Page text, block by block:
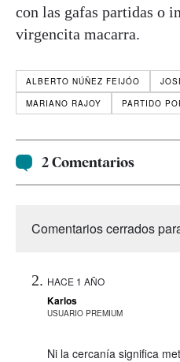
con las gafas partidas o
virgencita macarra.
ALBERTO NÚÑEZ FEIJÓO
MARIANO RAJOY
PARTIDO
2 Comentarios
Comentarios cerrados
HACE 1 AÑO
Karlos
USUARIO PREMIUM
Ni la cercanía significa